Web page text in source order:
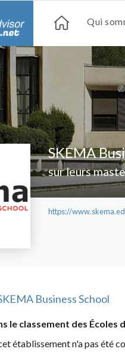
Qui
SKEMA
sur leurs
https://
Business School
le classement des Écoles
établissement n'a pas été